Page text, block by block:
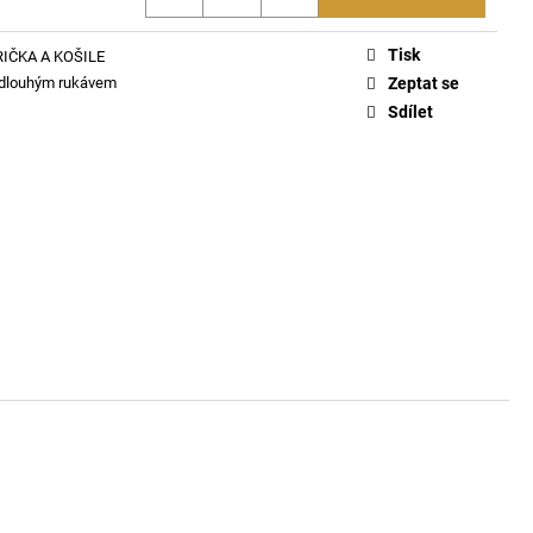
A KOŠILE
rukávem
Tisk
Zeptat se
Sdílet
6116